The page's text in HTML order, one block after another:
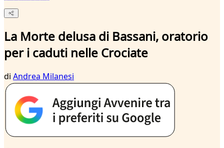
La Morte delusa di Bassani, oratorio
per i caduti nelle Crociate
di Andrea Milanesi